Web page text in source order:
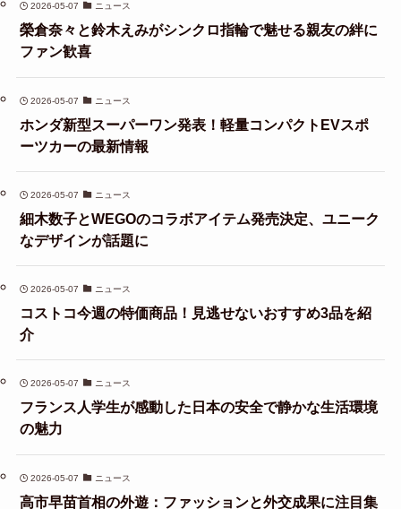
2026-05-07 ニュース
榮倉奈々と鈴木えみがシンクロ指輪で魅せる親友の絆に
ファン歓喜
2026-05-07 ニュース
ホンダ新型スーパーワン発表！軽量コンパクトEVスポ
ーツカーの最新情報
2026-05-07 ニュース
細木数子とWEGOのコラボアイテム発売決定、ユニーク
なデザインが話題に
2026-05-07 ニュース
コストコ今週の特価商品！見逃せないおすすめ3品を紹
介
2026-05-07 ニュース
フランス人学生が感動した日本の安全で静かな生活環境
の魅力
2026-05-07 ニュース
高市早苗首相の外遊：ファッションと外交成果に注目集